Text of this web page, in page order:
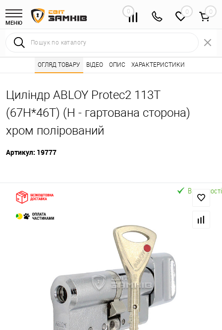
МЕНЮ
0 0
Інтернет магазин замків • Каталог товарів ⭐ • Серцевини
Циліндр ABLOY Protec2 113T
(67Н*46T) (Н - гартована сторона)
хром полірований
Артикул: 19777
ОГЛЯД ТОВАРУ ВІДЕО ОПИС ХАРАКТЕРИСТИКИ
В наявності